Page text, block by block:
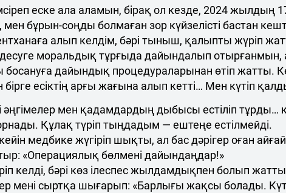
еске ала аламын, бірақ ол кезде, 2024 жылдың
мен бұрын-соңды болмаған зор күйзелісті бастан
алып келдім, бәрі тыныш, қалыпты жүріп
моральдық тұрғыда дайындалып отырғанмын,
босануға дайындық процедураларынан өтіп жатты.
есіктің арғы жағына алып кетті… Мен күтіп
әңгімелер мен қадамдардың дыбысы естіліп тұрды…
Құлақ түріп тыңдадым — ештеңе естілмейді.
медбике жүгіріп шықты, ал бас дәрігер оған
«Операциялық бөлмені дайындаңдар!»
келді, бәрі көз ілеспес жылдамдықпен болып
мені сыртқа шығарып: «Барлығы жақсы болады.